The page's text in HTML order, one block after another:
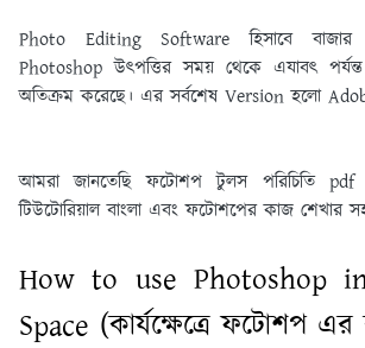
Photo Editing Software হিসাবে
Photoshop উৎপত্তির সময় থেকে এযাবৎ
অতিক্রম করেছে। এর সর্বশেষ Version হলাে
আমরা জানতেছি ফটোশপ টুলস পরিচিতি
টিউটোরিয়াল বাংলা এবং ফটোশপের কাজ শেখার
How to use Photoshop
Space (কার্যক্ষেত্রে ফটোশপ এর